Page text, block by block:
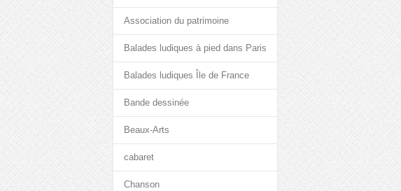
Association du patrimoine
Balades ludiques à pied dans Paris
Balades ludiques Île de France
Bande dessinée
Beaux-Arts
cabaret
Chanson